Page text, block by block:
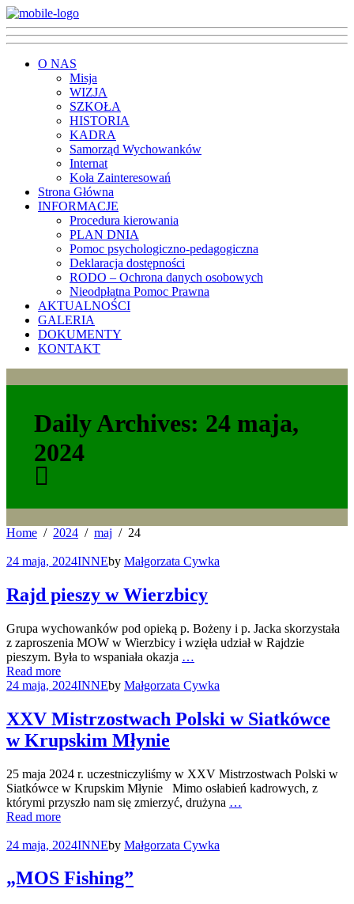
O NAS
Misja
WIZJA
SZKOŁA
HISTORIA
KADRA
Samorząd Wychowanków
Internat
Koła Zainteresowań
Strona Główna
INFORMACJE
Procedura kierowania
PLAN DNIA
Pomoc psychologiczno-pedagogiczna
Deklaracja dostępności
RODO – Ochrona danych osobowych
Nieodpłatna Pomoc Prawna
AKTUALNOŚCI
GALERIA
DOKUMENTY
KONTAKT
Daily Archives: 24 maja,
2024
Home 2024 maj 24
24 maja, 2024INNEby Małgorzata Cywka
Rajd pieszy w Wierzbicy
Grupa wychowanków pod opieką p. Bożeny i p. Jacka skorzystała
z zaproszenia MOW w Wierzbicy i wzięła udział w Rajdzie
pieszym. Była to wspaniała okazja …
Read more
24 maja, 2024INNEby Małgorzata Cywka
XXV Mistrzostwach Polski w Siatkówce
w Krupskim Młynie
25 maja 2024 r. uczestniczyliśmy w XXV Mistrzostwach Polski w
Siatkówce w Krupskim Młynie Mimo osłabień kadrowych, z
którymi przyszło nam się zmierzyć, drużyna …
Read more
24 maja, 2024INNEby Małgorzata Cywka
„MOS Fishing”